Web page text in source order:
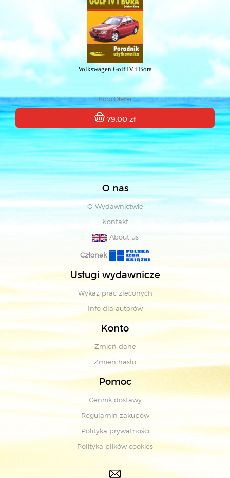
Volkswagen Golf IV i Bora
Korp Dieter
79.00 zł
O nas
O Wydawnictwie
Kontakt
About us
Członek
Usługi wydawnicze
Wykaz prac zleconych
Info dla autorów
Konto
Zmień dane
Zmień hasło
Pomoc
Cennik dostawy
Regulamin zakupów
Polityka prywatności
Polityka plików cookies